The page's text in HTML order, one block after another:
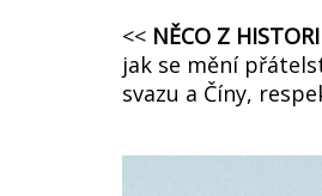
<< NĚCO Z
jak se mění
svazu a Číny,